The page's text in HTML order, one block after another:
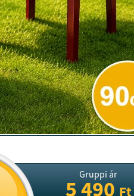
Gruppi ár
5 490Ft